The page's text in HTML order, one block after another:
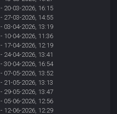
- 20-03-2026, 16:15
- 27-03-2026, 14:55
- 03-04-2026, 13:19
- 10-04-2026, 11:36
- 17-04-2026, 12:19
- 24-04-2026, 13:41
- 30-04-2026, 16:54
- 07-05-2026, 13:52
- 21-05-2026, 13:13
- 29-05-2026, 13:47
- 05-06-2026, 12:56
- 12-06-2026, 12:29